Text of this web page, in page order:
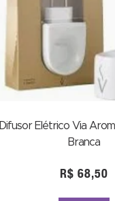
Difusor Elétrico Via
Branca
R$ 68,50